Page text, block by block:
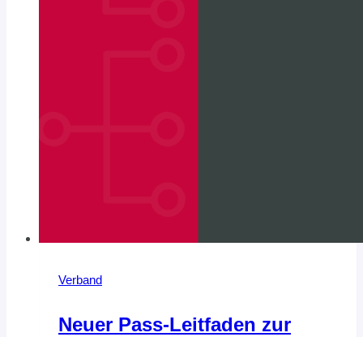
Verband
Neuer Pass-Leitfaden zur